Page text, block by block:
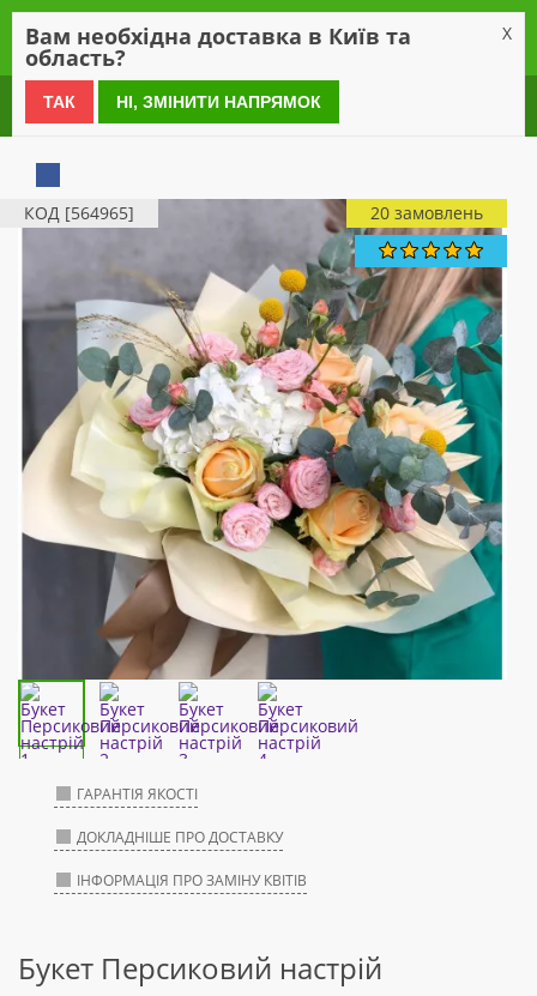
0 800 21 54 55
КОД [564965] 20 замовлень
ГАРАНТІЯ ЯКОСТІ
ДОКЛАДНІШЕ ПРО ДОСТАВКУ
ІНФОРМАЦІЯ ПРО ЗАМІНУ КВІТІВ
Букет Персиковий настрій
Вам необхідна доставка в Київ та
область?
X
ТАК НІ, ЗМІНИТИ НАПРЯМОК